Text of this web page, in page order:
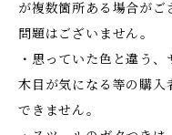
が複数箇所ある場合がご
問題はございません。
・思っていた色と違う、
木目が気になる等の購入
できません。